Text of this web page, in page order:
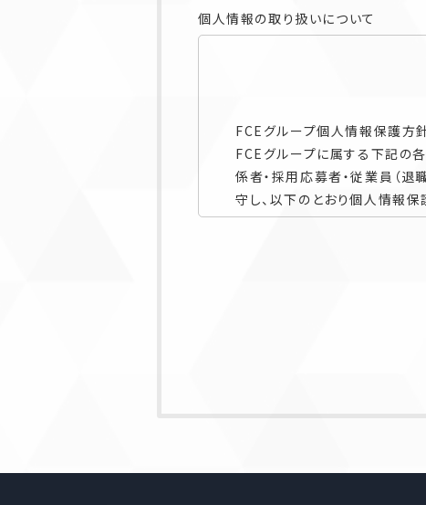
個人情報の取り扱いについて
FCEグループ個人情報保護方針
FCEグループに属する下記の
係者・採用応募者・従業員（
守し、以下のとおり個人情報保
る情報、当グループ各社との
従業員（退職者を含みます）